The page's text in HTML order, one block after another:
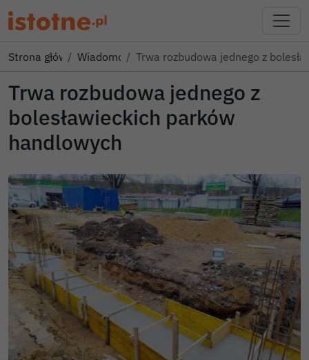
Strona głównaWiadomościTrwa rozbudowa jednego z
Trwa rozbudowa jednego z
bolesławieckich parków
handlowych